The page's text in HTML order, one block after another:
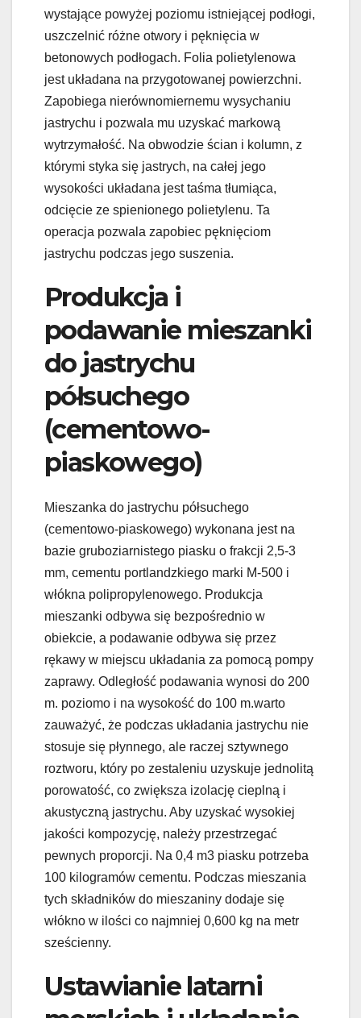
wystające powyżej poziomu istniejącej podłogi,
uszczelnić różne otwory i pęknięcia w
betonowych podłogach. Folia polietylenowa
jest układana na przygotowanej powierzchni.
Zapobiega nierównomiernemu wysychaniu
jastrychu i pozwala mu uzyskać markową
wytrzymałość. Na obwodzie ścian i kolumn, z
którymi styka się jastrych, na całej jego
wysokości układana jest taśma tłumiąca,
odcięcie ze spienionego polietylenu. Ta
operacja pozwala zapobiec pęknięciom
jastrychu podczas jego suszenia.
Produkcja i
podawanie mieszanki
do jastrychu
półsuchego
(cementowo-
piaskowego)
Mieszanka do jastrychu półsuchego
(cementowo-piaskowego) wykonana jest na
bazie gruboziarnistego piasku o frakcji 2,5-3
mm, cementu portlandzkiego marki M-500 i
włókna polipropylenowego. Produkcja
mieszanki odbywa się bezpośrednio w
obiekcie, a podawanie odbywa się przez
rękawy w miejscu układania za pomocą pompy
zaprawy. Odległość podawania wynosi do 200
m. poziomo i na wysokość do 100 m.warto
zauważyć, że podczas układania jastrychu nie
stosuje się płynnego, ale raczej sztywnego
roztworu, który po zestaleniu uzyskuje jednolitą
porowatość, co zwiększa izolację cieplną i
akustyczną jastrychu. Aby uzyskać wysokiej
jakości kompozycję, należy przestrzegać
pewnych proporcji. Na 0,4 m3 piasku potrzeba
100 kilogramów cementu. Podczas mieszania
tych składników do mieszaniny dodaje się
włókno w ilości co najmniej 0,600 kg na metr
sześcienny.
Ustawianie latarni